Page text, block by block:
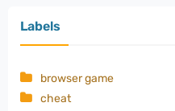
Labels
browser game
cheat